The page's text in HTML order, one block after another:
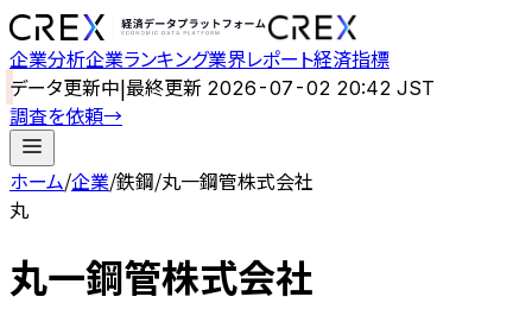
企業分析企業ランキング業界レポート経済指標
データ更新中|最終更新 2026-07-02 20:42 JST
調査を依頼→
ホーム/企業/鉄鋼/丸一鋼管株式会社
丸
丸一鋼管株式会社